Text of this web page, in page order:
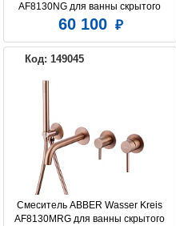
AF8130NG для ванны скрытого
монтажа, никель
60 100
Код: 149045
Смеситель ABBER Wasser Kreis
AF8130MRG для ванны скрытого